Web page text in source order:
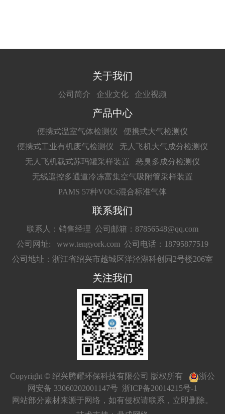
关于我们
公司简介 企业文化 企业视频
产品中心
便携式温室气体检测仪
便携式大气检测仪
便携式工业有机废气检测仪
无人飞机大气成分检测仪
无人飞机载式苏玛罐采样装置
恶臭多成分检测仪
无线遥控多通道冷冻富集空气吸附管采样装置
PAMS 57种VOCs混合标准气体
联系我们
联系人：销售经理 公司邮箱：87856548@qq.com
公司网址: www.tengyork.com 公司电话：18795877519
公司地址：浙江省绍兴市越城区洋泾湖科创园2号楼206室
关注我们
Copyright © 绍兴腾耀环保科技有限公司 版权所有
浙公
网安备 33060202001147号 浙ICP备20014215号-1
网站部分素材来源于网络，如有侵权请联系，立即删除。